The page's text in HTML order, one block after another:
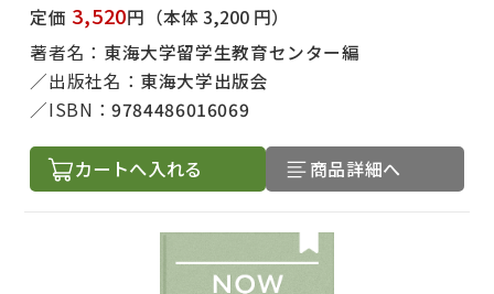
定価 3,520円 （本体 3,200 円）
著者名： 東海大学留学生教育センター編
出版社名： 東海大学出版会
ISBN：9784486016069
カートへ入れる 商品詳細へ